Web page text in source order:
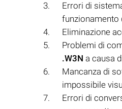
Errori di
funzionamento
Eliminazione
Problemi di
.W3N a causa
Mancanza di
impossibile
Errori di